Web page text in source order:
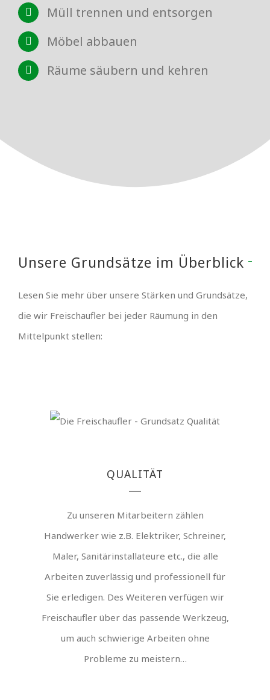
Müll trennen und entsorgen
Möbel abbauen
Räume säubern und kehren
Unsere Grundsätze im Überblick
Lesen Sie mehr über unsere Stärken und Grundsätze,
die wir Freischaufler bei jeder Räumung in den
Mittelpunkt stellen:
QUALITÄT
Zu unseren Mitarbeitern zählen
Handwerker wie z.B. Elektriker, Schreiner,
Maler, Sanitärinstallateure etc., die alle
Arbeiten zuverlässig und professionell für
Sie erledigen. Des Weiteren verfügen wir
Freischaufler über das passende Werkzeug,
um auch schwierige Arbeiten ohne
Probleme zu meistern…